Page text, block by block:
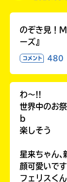
のぞき見！
ーズ』
コメント 480
わ〜!!
世界中のお
b
楽しそう
星来ちゃん､
顔可愛いです
フェリスく